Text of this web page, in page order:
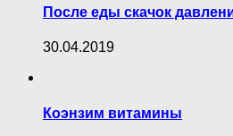
После еды скачок
30.04.2019
Коэнзим витамины